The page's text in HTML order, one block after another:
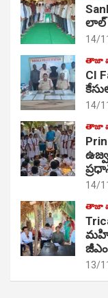
లాల్
14/
తాజా
CI
14/
తాజా
14/
తాజా
13/